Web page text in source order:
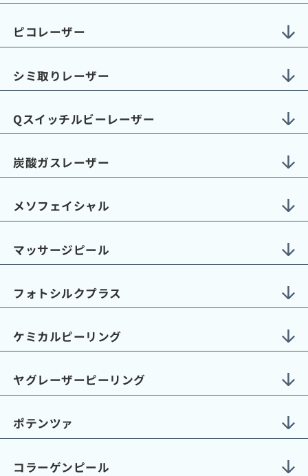
ピコレーザー
シミ取りレーザー
Qスイッチルビーレーザー
炭酸ガスレーザー
メソフェイシャル
マッサージピール
フォトシルクプラス
ケミカルピーリング
ヤグレーザーピーリング
ポテンツァ
コラーゲンピール